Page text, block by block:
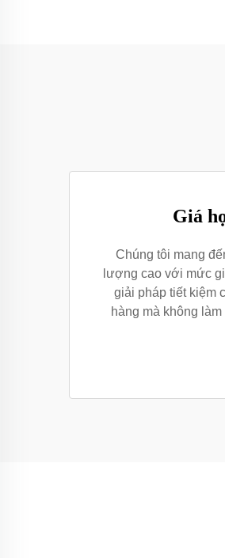
Giá
Chúng tôi mang
lượng cao với mức
giải pháp tiết kiệm
hàng mà không